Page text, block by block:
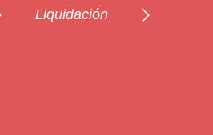
Liquidación